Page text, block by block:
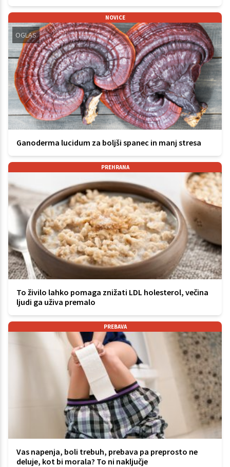
NOVICE
OGLAS
Ganoderma lucidum za boljši spanec in manj stresa
PREHRANA
To živilo lahko pomaga znižati LDL holesterol, večina
ljudi ga uživa premalo
PREBAVA
Vas napenja, boli trebuh, prebava pa preprosto ne
deluje, kot bi morala? To ni naključje